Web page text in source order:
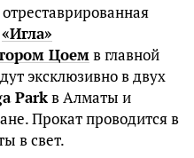
«Игла»
Цоем в главной
эксклюзивно в двух
Parkв Алматы и
Прокат проводится в
в свет.